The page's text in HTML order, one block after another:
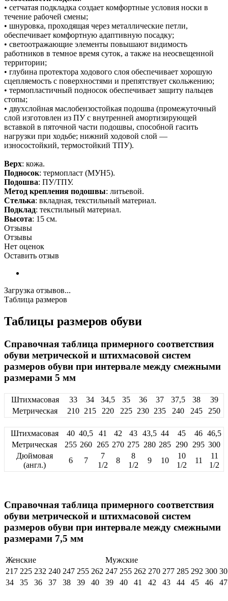
• сетчатая подкладка создает комфортные условия носки в
течение рабочей смены;
• шнуровка, проходящая через металлические петли,
обеспечивает комфортную адаптивную посадку;
• светоотражающие элементы повышают видимость
работников в темное время суток, а также на неосвещенной
территории;
• глубина протектора ходового слоя обеспечивает хорошую
сцепляемость с поверхностями и препятствует скольжению;
• термопластичный подносок обеспечивает защиту пальцев
стопы;
• двухслойная маслобензостойкая подошва (промежуточный
слой изготовлен из ПУ с внутренней амортизирующей
вставкой в пяточной части подошвы, способной гасить
нагрузки при ходьбе; нижний ходовой слой —
износостойкий, термостойкий ТПУ).
Верх: кожа.
Подносок: термопласт (МУН5).
Подошва: ПУ/ТПУ.
Метод крепления подошвы: литьевой.
Стелька: вкладная, текстильный материал.
Подклад: текстильный материал.
Высота: 15 см.
Отзывы
Отзывы
Нет оценок
Оставить отзыв
Загрузка отзывов...
Таблица размеров
Таблицы размеров обуви
Справочная таблица примерного соответствия
обуви метрической и штихмасовой систем
размеров обуви при интервале между смежными
размерами 5 мм
Штихмасовая 33 34 34,5 35 36 37 37,5 38
39
Метрическая
210 215 220 225 230 235 240 245 250
Штихмасовая 40 40,5 41 42 43 43,5 44 45 46 46,5
Метрическая
255 260 265 270 275 280 285 290 295 300
Дюймовая
(англ.)
6 7
7
1/2
8
8
1/2
9 10
10
1/2
11
11
1/2
Справочная таблица примерного соответствия
обуви метрической и штихмасовой систем
размеров обуви при интервале между смежными
размерами 7,5 мм
Женские
Мужские
217 225 232 240 247 255 262 247 255 262 270 277 285 292 300
34
35 36 37 38 39 40 39 40 41 42 43 44 45 46 47